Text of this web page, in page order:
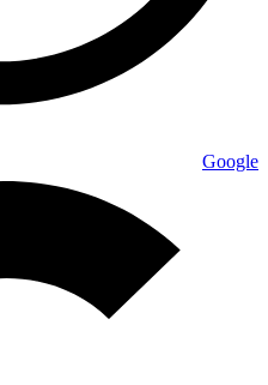
Google